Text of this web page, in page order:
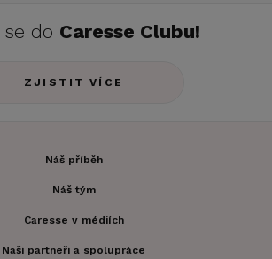
do Caresse Clubu!
ZJISTIT VÍCE
Náš příběh
Náš tým
Caresse v médiích
Naši partneři a spolupráce